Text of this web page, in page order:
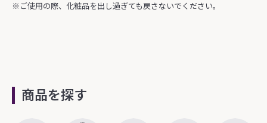
※ご使用の際、化粧品を出し過ぎても戻さないでください。
商品を探す